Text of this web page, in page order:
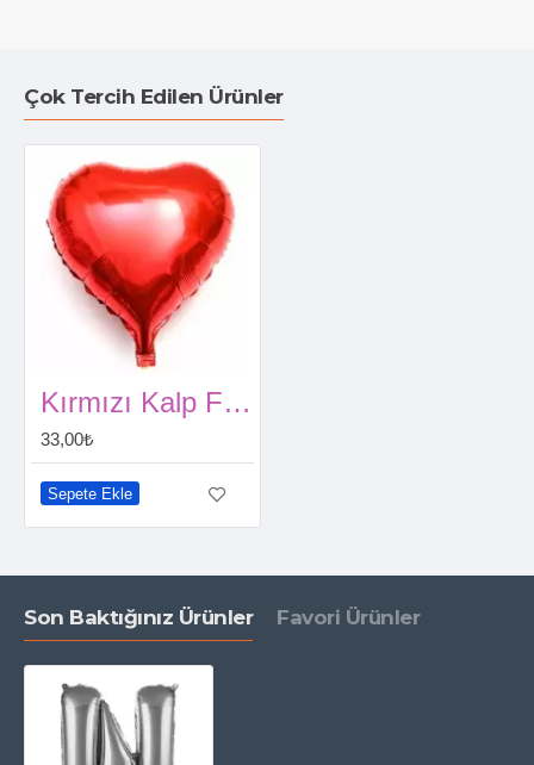
Çok Tercih Edilen Ürünler
Kırmızı Kalp Folyo Balon (45 cm)
33,00₺
Sepete Ekle
Son Baktığınız Ürünler Favori Ürünler